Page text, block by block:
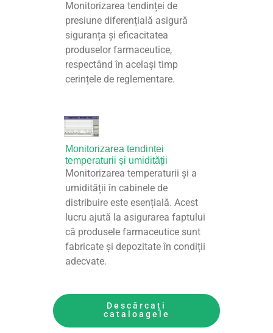
Monitorizarea tendinței de
presiune diferențială asigură
siguranța și eficacitatea
produselor farmaceutice,
respectând în același timp
cerințele de reglementare.
Monitorizarea tendinței
temperaturii și umidității
Monitorizarea temperaturii și a
umidității în cabinele de
distribuire este esențială. Acest
lucru ajută la asigurarea faptului
că produsele farmaceutice sunt
fabricate și depozitate în condiții
adecvate.
Descărcați
cataloagele